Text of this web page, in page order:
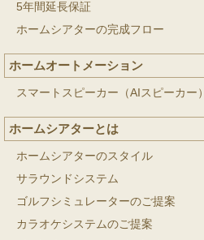
5年間延長保証
ホームシアターの完成フロー
ホームオートメーション
スマートスピーカー（AIスピーカー）
ホームシアターとは
ホームシアターのスタイル
サラウンドシステム
ゴルフシミュレーターのご提案
カラオケシステムのご提案